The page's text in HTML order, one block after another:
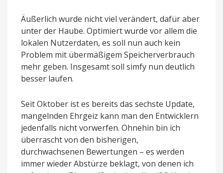
Äußerlich wurde nicht viel verändert, dafür aber
unter der Haube. Optimiert wurde vor allem die
lokalen Nutzerdaten, es soll nun auch kein
Problem mit übermäßigem Speicherverbrauch
mehr geben. Insgesamt soll simfy nun deutlich
besser laufen.
Seit Oktober ist es bereits das sechste Update,
mangelnden Ehrgeiz kann man den Entwicklern
jedenfalls nicht vorwerfen. Ohnehin bin ich
überrascht von den bisherigen,
durchwachsenen Bewertungen – es werden
immer wieder Abstürze beklagt, von denen ich